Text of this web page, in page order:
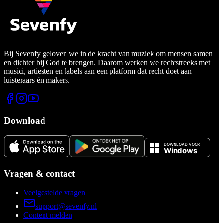
Bij Sevenfy geloven we in de kracht van muziek om mensen samen
en dichter bij God te brengen. Daarom werken we rechtstreeks met
musici, artiesten en labels aan een platform dat recht doet aan
luisteraars én makers.
Download
Vragen & contact
Veelgestelde vragen
support@sevenfy.nl
Content melden